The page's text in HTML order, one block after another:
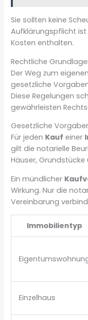
Sie sollten keine
Aufklärungspflicht
Kosten enthalten.
Rechtliche
Der Weg zum
gesetzliche
Diese Regelungen
gewährleisten
Gesetzliche
Für jeden Kauf einer
gilt die notarielle
Häuser,
Ein mündlicher
Wirkung. Nur die
Vereinbarung
Immobilientyp
Einzelhaus